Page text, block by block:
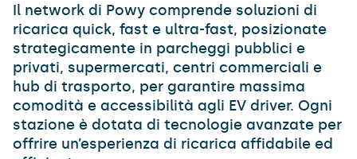
Il network di Powy comprende soluzioni di
ricarica quick, fast e ultra-fast, posizionate
strategicamente in parcheggi pubblici e
privati, supermercati, centri commerciali e
hub di trasporto, per garantire massima
comodità e accessibilità agli EV driver. Ogni
stazione è dotata di tecnologie avanzate per
offrire un’esperienza di ricarica affidabile ed